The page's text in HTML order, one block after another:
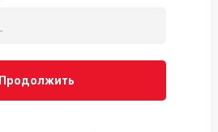
Продолжить